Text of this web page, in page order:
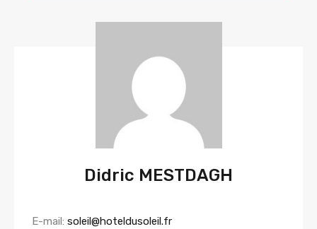
Didric MESTDAGH
E-mail: soleil@hoteldusoleil.fr